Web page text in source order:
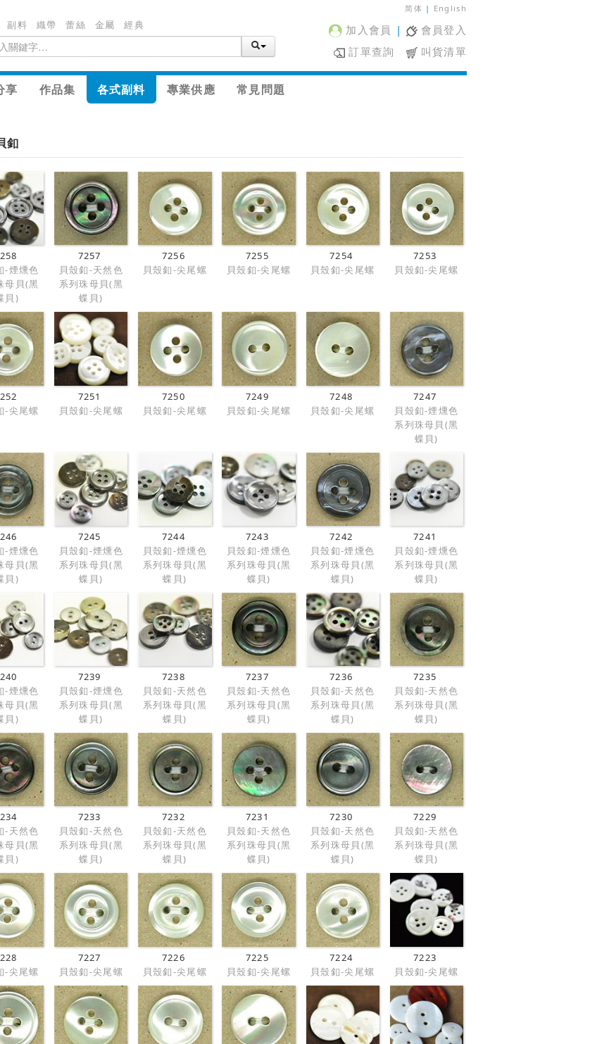
副料 織帶 蕾絲 金屬 經典
简体 | English
加入會員 |
會員登入
訂單查詢
叫貨清單
享 作品集 各式副料 專業供應 常見問題
釦
-煙燻色
母貝(黑
貝)
7257
貝殼釦-天然色
系列珠母貝(黑
蝶貝)
7256
貝殼釦-尖尾螺
7255
貝殼釦-尖尾螺
7254
貝殼釦-尖尾螺
7253
貝殼釦-尖尾螺
-尖尾螺
7251
貝殼釦-尖尾螺
7250
貝殼釦-尖尾螺
7249
貝殼釦-尖尾螺
7248
貝殼釦-尖尾螺
7247
貝殼釦-煙燻色
系列珠母貝(黑
蝶貝)
-煙燻色
母貝(黑
貝)
7245
貝殼釦-煙燻色
系列珠母貝(黑
蝶貝)
7244
貝殼釦-煙燻色
系列珠母貝(黑
蝶貝)
7243
貝殼釦-煙燻色
系列珠母貝(黑
蝶貝)
7242
貝殼釦-煙燻色
系列珠母貝(黑
蝶貝)
7241
貝殼釦-煙燻色
系列珠母貝(黑
蝶貝)
-煙燻色
母貝(黑
貝)
7239
貝殼釦-煙燻色
系列珠母貝(黑
蝶貝)
7238
貝殼釦-天然色
系列珠母貝(黑
蝶貝)
7237
貝殼釦-天然色
系列珠母貝(黑
蝶貝)
7236
貝殼釦-天然色
系列珠母貝(黑
蝶貝)
7235
貝殼釦-天然色
系列珠母貝(黑
蝶貝)
-天然色
母貝(黑
貝)
7233
貝殼釦-天然色
系列珠母貝(黑
蝶貝)
7232
貝殼釦-天然色
系列珠母貝(黑
蝶貝)
7231
貝殼釦-天然色
系列珠母貝(黑
蝶貝)
7230
貝殼釦-天然色
系列珠母貝(黑
蝶貝)
7229
貝殼釦-天然色
系列珠母貝(黑
蝶貝)
-尖尾螺
7227
貝殼釦-尖尾螺
7226
貝殼釦-尖尾螺
7225
貝殼釦-尖尾螺
7224
貝殼釦-尖尾螺
7223
貝殼釦-尖尾螺